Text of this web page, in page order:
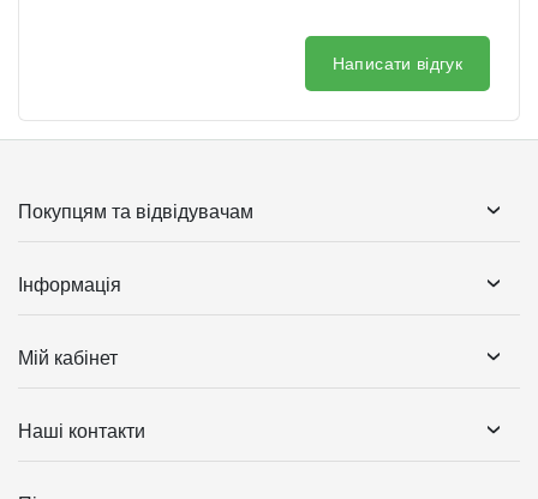
Написати відгук
Покупцям та відвідувачам
Інформація
Мій кабінет
Наші контакти